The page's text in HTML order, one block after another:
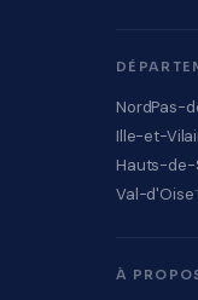
NordPas-
Ille-et-
Hauts-de-
Val-d'Oise
À